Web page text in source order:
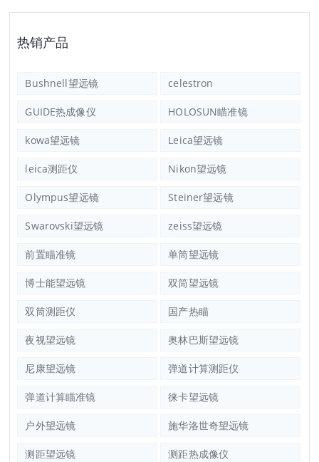
热销产品
Bushnell望远镜 celestron
GUIDE热成像仪 HOLOSUN瞄准镜
kowa望远镜 Leica望远镜
leica测距仪 Nikon望远镜
Olympus望远镜 Steiner望远镜
Swarovski望远镜 zeiss望远镜
前置瞄准镜 单筒望远镜
博士能望远镜 双筒望远镜
双筒测距仪 国产热瞄
夜视望远镜 奥林巴斯望远镜
尼康望远镜 弹道计算测距仪
弹道计算瞄准镜 徕卡望远镜
户外望远镜 施华洛世奇望远镜
测距望远镜 测距热成像仪